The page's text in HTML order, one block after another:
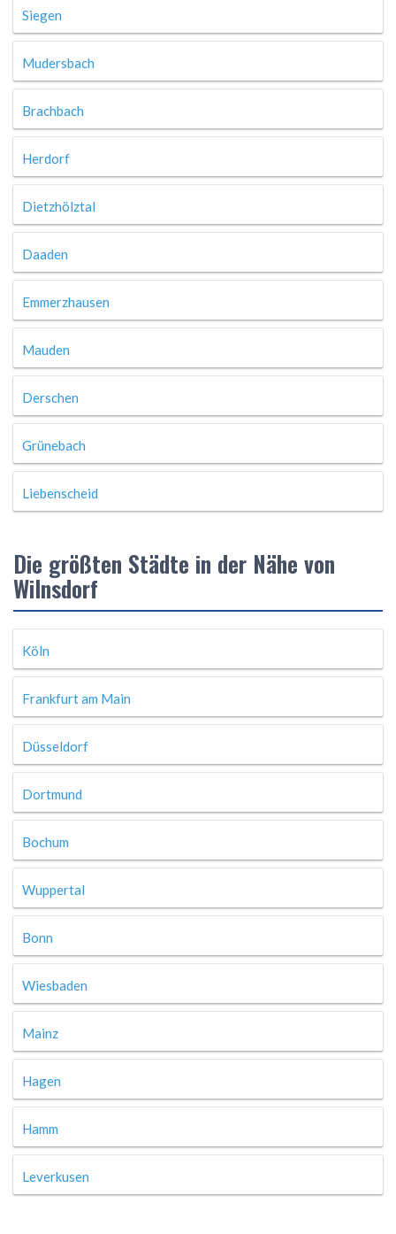
Siegen
Mudersbach
Brachbach
Herdorf
Dietzhölztal
Daaden
Emmerzhausen
Mauden
Derschen
Grünebach
Liebenscheid
Die größten Städte in der Nähe von
Wilnsdorf
Köln
Frankfurt am Main
Düsseldorf
Dortmund
Bochum
Wuppertal
Bonn
Wiesbaden
Mainz
Hagen
Hamm
Leverkusen